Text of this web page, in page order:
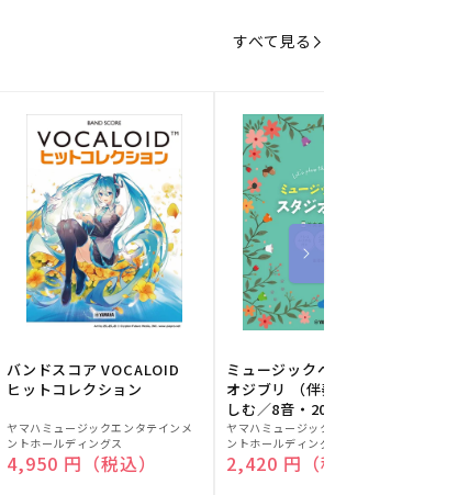
すべて見る
バンドスコア VOCALOID
ヒットコレクション
販
売
元:
ヤマハミュージックエンタテインメ
ントホールディングス
通常価格
4,950 円（税込）
ミュージックベルでスタジ
オジブリ （伴奏音源と楽
しむ／8音・20音ベル対応
／ドレミふりがな付）
販
売
元:
ヤマハミュージックエンタテインメ
ントホールディングス
通常価格
2,420 円（税込）